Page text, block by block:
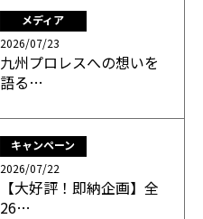
メディア
2026/07/23
九州プロレスへの想いを
語る…
キャンペーン
2026/07/22
【大好評！即納企画】全
26…